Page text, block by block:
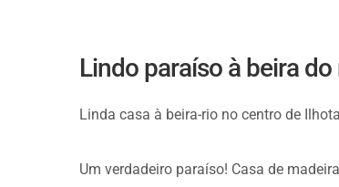
Lindo paraíso à beira do
Linda casa à beira-rio no centro de
Um verdadeiro paraíso! Casa de